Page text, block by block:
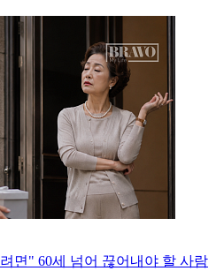
면" 60세 넘어 끊어내야 할 사람